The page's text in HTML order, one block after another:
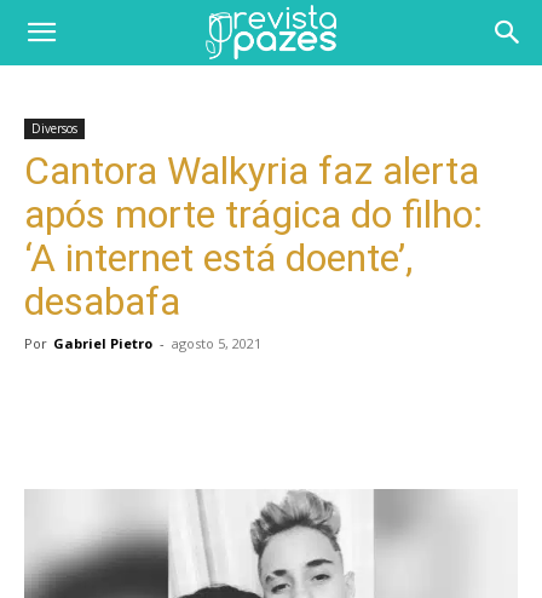
Diversos
Cantora Walkyria faz alerta
após morte trágica do filho:
‘A internet está doente’,
desabafa
Por Gabriel Pietro - agosto 5, 2021